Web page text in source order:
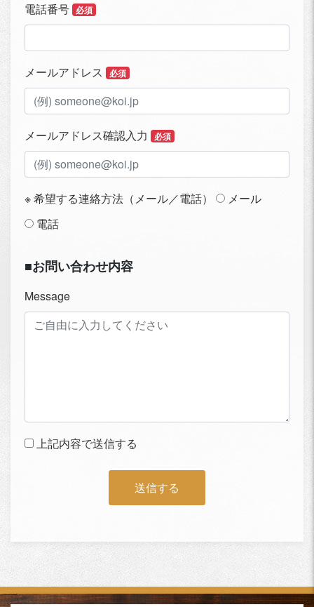
電話番号 必須
メールアドレス 必須
メールアドレス確認入力 必須
※ 希望する連絡方法（メール／電話）
メール
電話
■お問い合わせ内容
Message
上記内容で送信する